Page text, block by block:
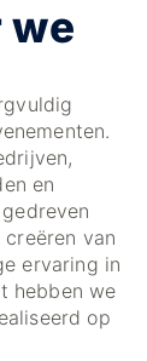
we
en
van
ervaring in
hebben we
op